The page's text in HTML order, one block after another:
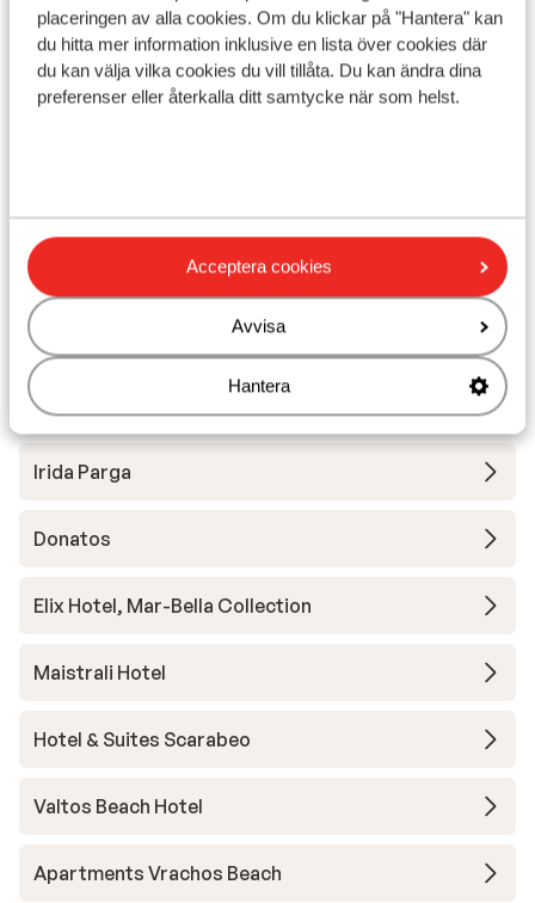
placeringen av alla cookies. Om du klickar på "Hantera" kan
du hitta mer information inklusive en lista över cookies där
du kan välja vilka cookies du vill tillåta. Du kan ändra dina
preferenser eller återkalla ditt samtycke när som helst.
Acceptera cookies
Avvisa
Hantera
Avstånd till centrum: ca 150 m
Avstånd till The Strip ca 200 m
Avstånd till flygplats PVK Aktio är ca 45 km
Avstånd till busshållplats ca 150 m
Närmaste restaurang ca 10 m
Närmaste apotek ca 4 km
Närmaste läkare ca 12 km
Närmaste sjukhus ca 15 km
Andra boenden i Epirus (Parga)
Irida Parga
Donatos
Elix Hotel, Mar-Bella Collection
Maistrali Hotel
Hotel & Suites Scarabeo
Valtos Beach Hotel
Apartments Vrachos Beach